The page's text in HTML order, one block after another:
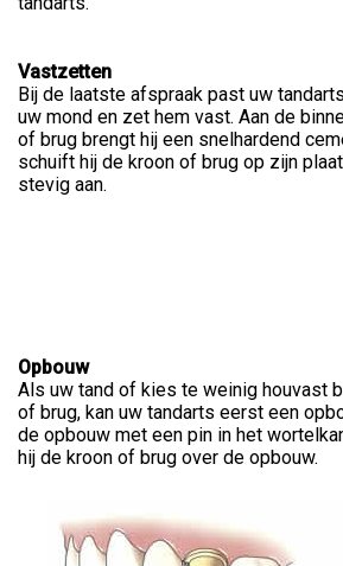
Vastzetten
Bij de laatste afspraak past uw
uw mond en zet hem vast. Aan de
of brug brengt hij een snelhardend
schuift hij de kroon of brug op zijn
stevig aan.
Opbouw
Als uw tand of kies te weinig houvast
of brug, kan uw tandarts eerst een
de opbouw met een pin in het
hij de kroon of brug over de opbouw.